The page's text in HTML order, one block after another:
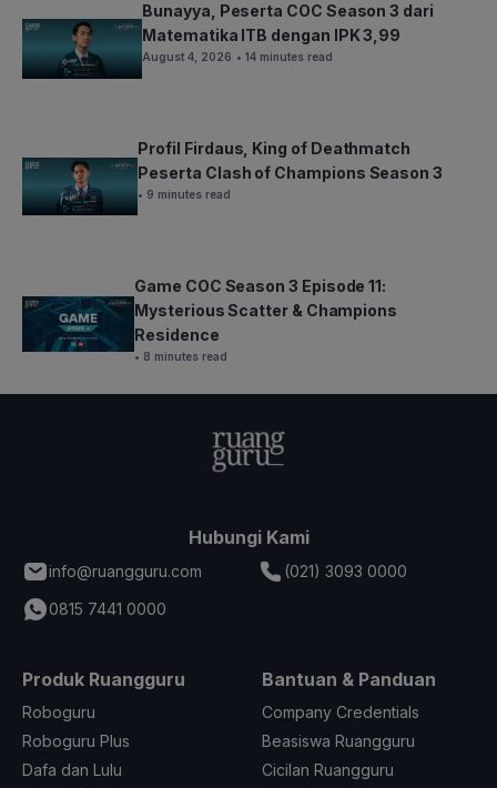
Bunayya, Peserta COC Season 3 dari
Matematika ITB dengan IPK 3,99
August 4, 2026 • 14 minutes read
Profil Firdaus, King of Deathmatch
Peserta Clash of Champions Season 3
• 9 minutes read
Game COC Season 3 Episode 11:
Mysterious Scatter & Champions
Residence
• 8 minutes read
Hubungi Kami
info@ruangguru.com
(021) 3093 0000
0815 7441 0000
Produk Ruangguru
Roboguru
Roboguru Plus
Dafa dan Lulu
Bantuan & Panduan
Company Credentials
Beasiswa Ruangguru
Cicilan Ruangguru